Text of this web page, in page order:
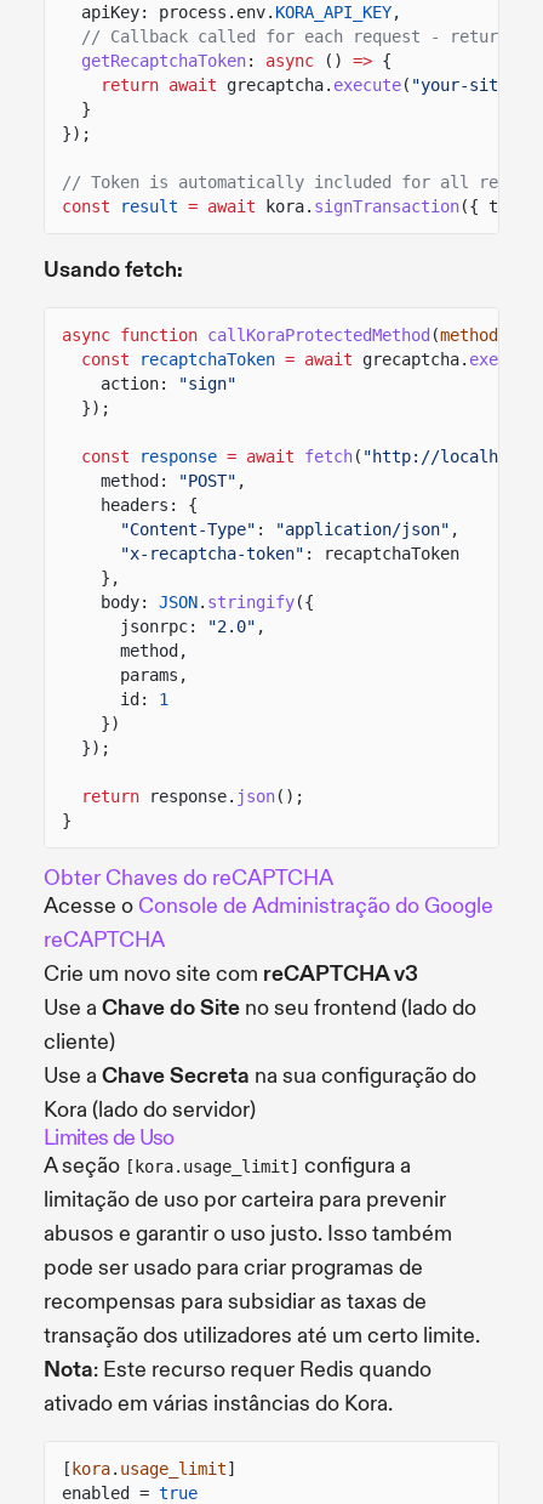
apiKey: process.env. KORA_API_KEY,
// Callback called for each request - return
getRecaptchaToken: async () => {
return await
grecaptcha. execute( "your-site-
}
});
// Token is automatically included for all
const
result = await kora. signTransaction({
Usando fetch:
async function callKoraProtectedMethod (method
const
recaptchaToken = await grecaptcha. execute
action:
"sign"
});
const response = await fetch( "http://
method:
"POST" ,
headers: {
"Content-Type" : "application/json" ,
"x-recaptcha-token" : recaptchaToken
},
body:
JSON. stringify({
jsonrpc:
"2.0" ,
method,
params,
id:
1
})
});
return response. json();
}
Obter Chaves do reCAPTCHA
Acesse o Console de Administração do Google
reCAPTCHA
Crie um novo site com reCAPTCHA v3
Use a Chave do Site no seu frontend (lado do
cliente)
Use a Chave Secreta na sua configuração do
Kora (lado do servidor)
Limites de Uso
A seção [kora.usage_limit] configura a
limitação de uso por carteira para prevenir
abusos e garantir o uso justo. Isso também
pode ser usado para criar programas de
recompensas para subsidiar as taxas de
transação dos utilizadores até um certo limite.
Nota: Este recurso requer Redis quando
ativado em várias instâncias do Kora.
[ kora. usage_limit]
enabled = true